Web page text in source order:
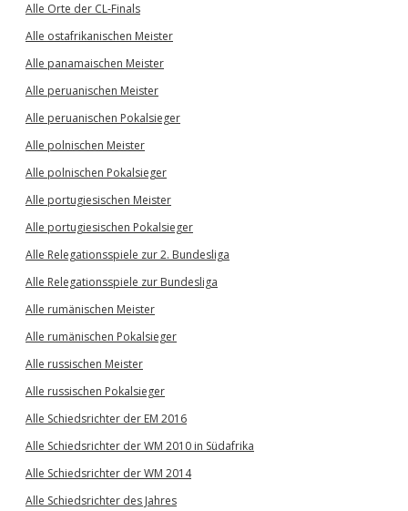
Alle Orte der CL-Finals
Alle ostafrikanischen Meister
Alle panamaischen Meister
Alle peruanischen Meister
Alle peruanischen Pokalsieger
Alle polnischen Meister
Alle polnischen Pokalsieger
Alle portugiesischen Meister
Alle portugiesischen Pokalsieger
Alle Relegationsspiele zur 2. Bundesliga
Alle Relegationsspiele zur Bundesliga
Alle rumänischen Meister
Alle rumänischen Pokalsieger
Alle russischen Meister
Alle russischen Pokalsieger
Alle Schiedsrichter der EM 2016
Alle Schiedsrichter der WM 2010 in Südafrika
Alle Schiedsrichter der WM 2014
Alle Schiedsrichter des Jahres